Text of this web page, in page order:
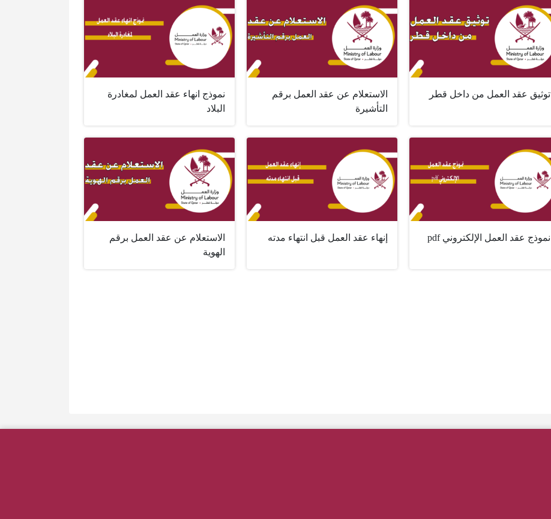
توثيق عقد العمل من داخل قطر
الاستعلام عن عقد العمل برقم
التأشيرة
نموذج انهاء عقد العمل لمغادرة
البلاد
نموذج عقد العمل الإلكتروني pdf إنهاء عقد العمل قبل انتهاء مدته
الاستعلام عن عقد العمل برقم
الهوية